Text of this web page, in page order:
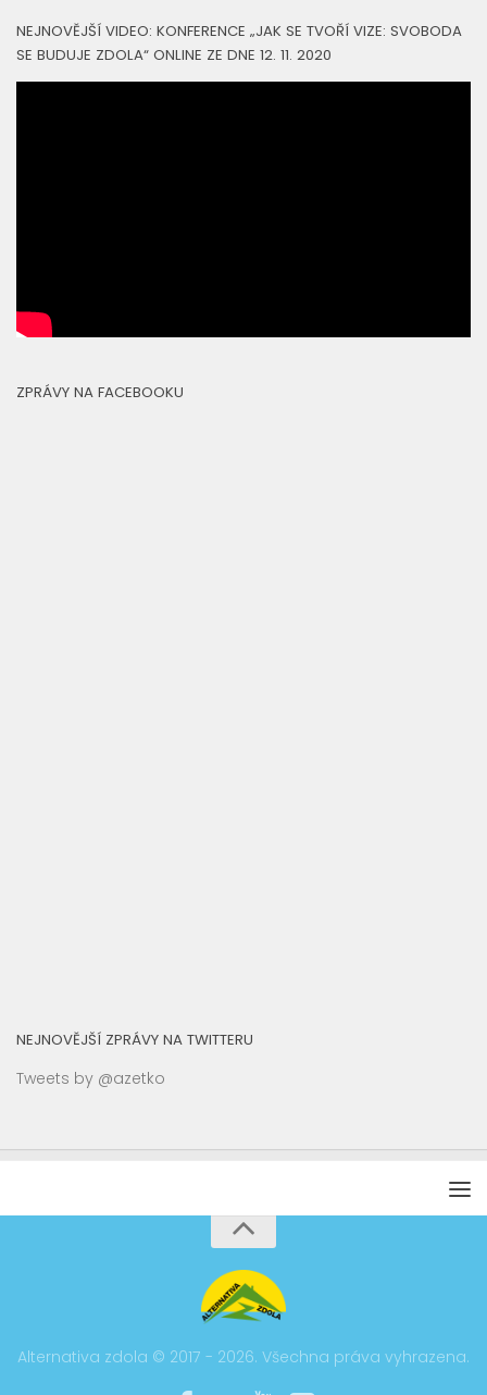
NEJNOVĚJŠÍ VIDEO: KONFERENCE „JAK SE TVOŘÍ VIZE: SVOBODA
SE BUDUJE ZDOLA“ ONLINE ZE DNE 12. 11. 2020
ZPRÁVY NA FACEBOOKU
NEJNOVĚJŠÍ ZPRÁVY NA TWITTERU
Tweets by @azetko
Alternativa zdola © 2017 - 2026. Všechna práva vyhrazena.